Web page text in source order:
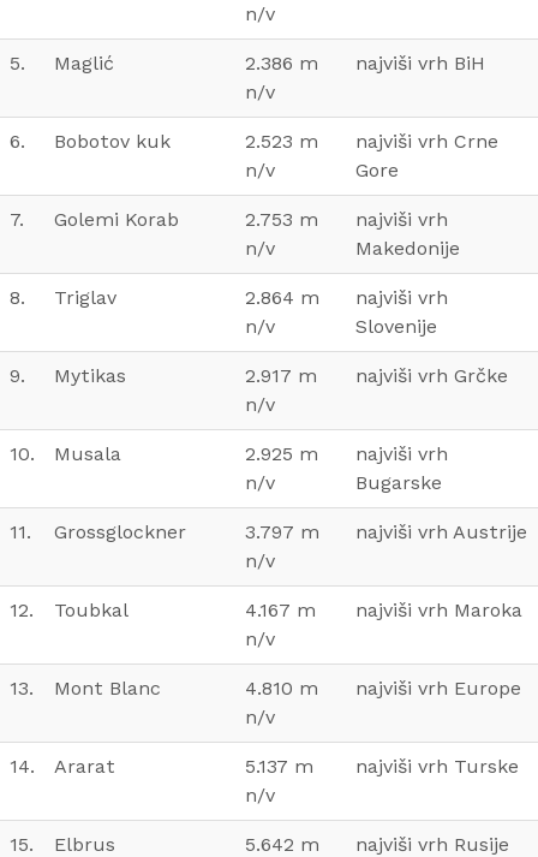
n/v
5. Maglić
2.386 m
n/v
najviši vrh BiH
6. Bobotov kuk
2.523 m
n/v
najviši vrh Crne
Gore
7. Golemi Korab
2.753 m
n/v
najviši vrh
Makedonije
8. Triglav
2.864 m
n/v
najviši vrh
Slovenije
9. Mytikas
2.917 m
n/v
najviši vrh Grčke
10. Musala
2.925 m
n/v
najviši vrh
Bugarske
11. Grossglockner
3.797 m
n/v
najviši vrh Austrije
12. Toubkal
4.167 m
n/v
najviši vrh Maroka
13. Mont Blanc
4.810 m
n/v
najviši vrh Europe
14. Ararat
5.137 m
n/v
najviši vrh Turske
15. Elbrus
5.642 m
najviši vrh Rusije